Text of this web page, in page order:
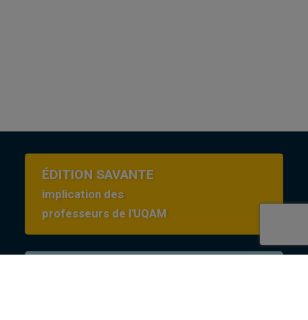
ÉDITION SAVANTE
implication des
professeurs de l'UQAM